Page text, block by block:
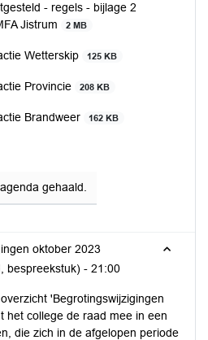
- regels - bijlage 2
Jistrum
2 MB
Wetterskip 125 KB
Provincie 208 KB
Brandweer 162 KB
gehaald.
oktober 2023
bespreekstuk) -21:00
'Begrotingswijzigingen
het college de raad mee in een
die zich in de afgelopen periode